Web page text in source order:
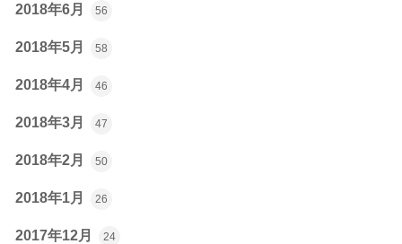
2018年6月 56
2018年5月 58
2018年4月 46
2018年3月 47
2018年2月 50
2018年1月 26
2017年12月 24